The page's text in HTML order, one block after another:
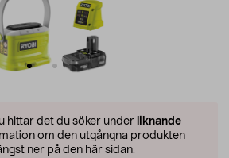
hittar det du söker under liknande
om den utgångna produkten
ner på den här sidan.